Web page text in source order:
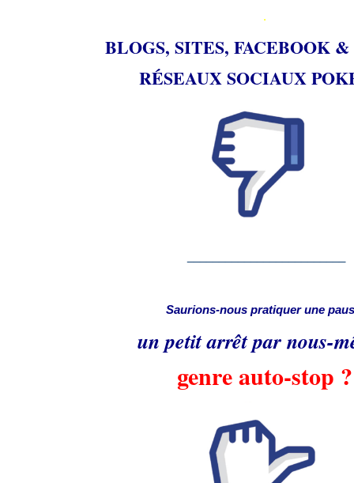
.
BLOGS, SITES, FACEBOOK
RÉSEAUX SOCIAUX
Saurions-nous pratiquer une
un petit arrêt par nous-
genre auto-stop ?